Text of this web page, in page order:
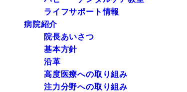
ライフサポート情報
病院紹介
院長あいさつ
基本方針
沿革
高度医療への取り組み
注力分野への取り組み